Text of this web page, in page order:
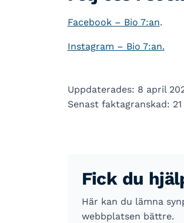
Facebook – Bio 7:an.
Instagram – Bio 7:an.
Uppdaterades: 8 april
Senast faktagranskad:
Fick du
Här kan du lämna
webbplatsen bättre.